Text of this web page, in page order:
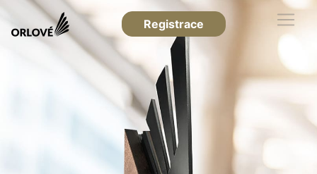
Registrace